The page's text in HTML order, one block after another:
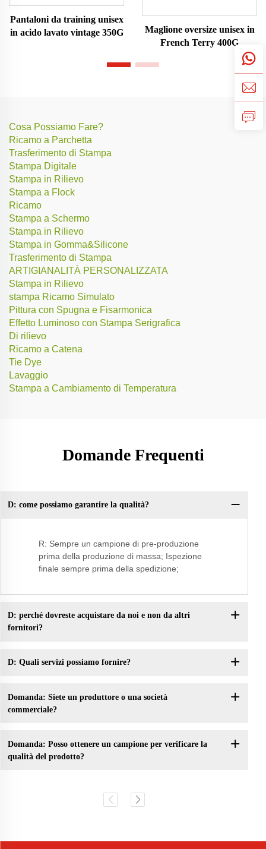
Pantaloni da training unisex
in acido lavato vintage 350G
Maglione oversize unisex in
French Terry 400G
Cosa Possiamo Fare?
Ricamo a Parchetta
Trasferimento di Stampa
Stampa Digitale
Stampa in Rilievo
Stampa a Flock
Ricamo
Stampa a Schermo
Stampa in Rilievo
Stampa in Gomma&Silicone
Trasferimento di Stampa
ARTIGIANALITÀ PERSONALIZZATA
Stampa in Rilievo
stampa Ricamo Simulato
Pittura con Spugna e Fisarmonica
Effetto Luminoso con Stampa Serigrafica
Di rilievo
Ricamo a Catena
Tie Dye
Lavaggio
Stampa a Cambiamento di Temperatura
Domande Frequenti
D: come possiamo garantire la qualità?
R: Sempre un campione di pre-produzione
prima della produzione di massa; Ispezione
finale sempre prima della spedizione;
D: perché dovreste acquistare da noi e non da altri
fornitori?
D: Quali servizi possiamo fornire?
Domanda: Siete un produttore o una società
commerciale?
Domanda: Posso ottenere un campione per verificare la
qualità del prodotto?